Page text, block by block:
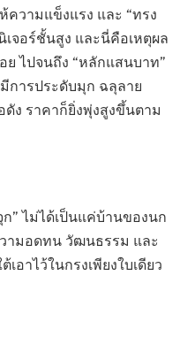
ความแข็งแรง และ “ทรง
จอร์ชั้นสูง และนี่คือเหตุผล
ไปจนถึง “หลักแสนบาท”
การประดับมุก ฉลุลาย
ดัง ราคาก็ยิ่งพุ่งสูงขึ้นตาม
” ไม่ได้เป็นแค่บ้านของนก
ามอดทน วัฒนธรรม และ
าไว้ในกรงเพียงใบเดียว